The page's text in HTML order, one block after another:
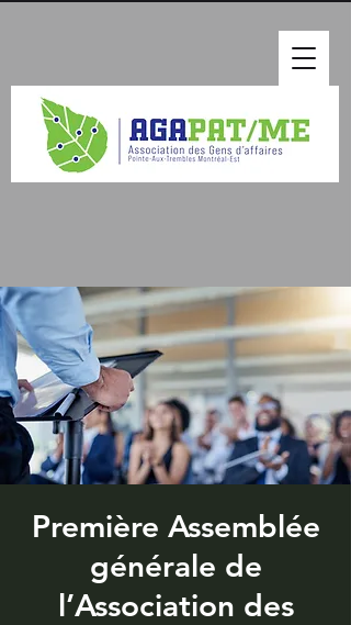
Première Assemblée
générale de
l’Association des